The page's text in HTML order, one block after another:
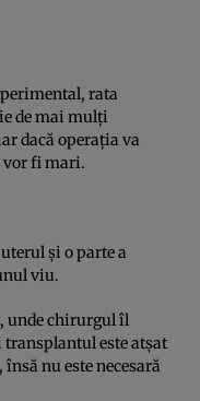
rata
de mai mulţi
dacă operaţia va
vor fi mari.
şi o parte a
viu.
unde chirurgul îl
transplantul este atşat
nu este necesară